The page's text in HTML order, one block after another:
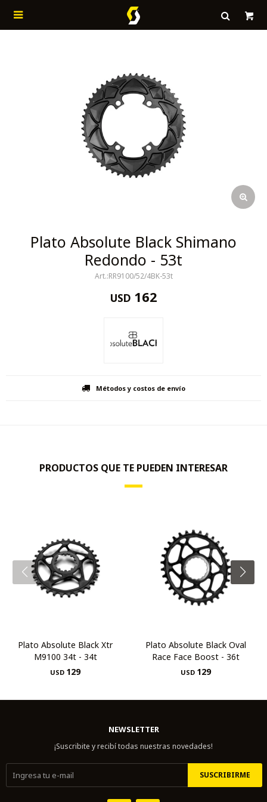

Plato Absolute Black Shimano
Redondo - 53t
RR9100/52/4BK-53t
USD 162
Métodos y costos de envío
PRODUCTOS QUE TE PUEDEN INTERESAR
Plato Absolute Black Xtr
M9100 34t - 34t
USD 129
Plato Absolute Black Oval
Race Face Boost - 36t
USD 129
NEWSLETTER
¡Suscribite y recibí todas nuestras novedades!
SUSCRIBIRME